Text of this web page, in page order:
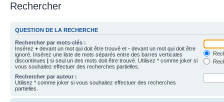
Rechercher
QUESTION DE LA RECHERCHE
Rechercher par mots-clés :
Insérez + devant un mot qui doit être trouvé et - devant un mot qui doit être
ignoré. Insérez une liste de mots séparés entre des barres verticales
discontinues | si seul un des mots doit être trouvé. Utilisez * comme joker si
vous souhaitez effectuer des recherches partielles.
Rechercher par auteur :
Utilisez * comme joker si vous souhaitez effectuer des recherches
partielles.